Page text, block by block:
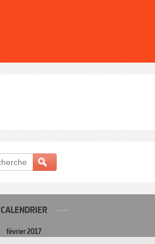
CALENDRIER
février 2017